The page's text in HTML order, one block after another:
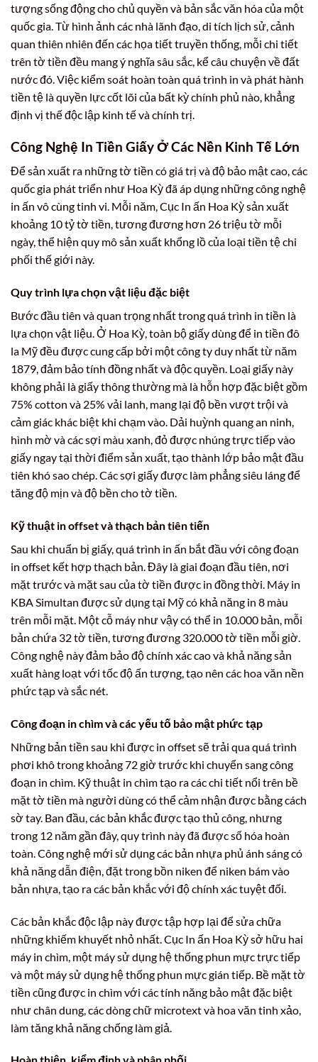
tượng sống động cho chủ quyền và bản sắc văn hóa của một
quốc gia. Từ hình ảnh các nhà lãnh đạo, di tích lịch sử, cảnh
quan thiên nhiên đến các họa tiết truyền thống, mỗi chi tiết
trên tờ tiền đều mang ý nghĩa sâu sắc, kể câu chuyện về đất
nước đó. Việc kiểm soát hoàn toàn quá trình in và phát hành
tiền tệ là quyền lực cốt lõi của bất kỳ chính phủ nào, khẳng
định vị thế độc lập kinh tế và chính trị.
Công Nghệ In Tiền Giấy Ở Các Nền Kinh Tế Lớn
Để sản xuất ra những tờ tiền có giá trị và độ bảo mật cao, các
quốc gia phát triển như Hoa Kỳ đã áp dụng những công nghệ
in ấn vô cùng tinh vi. Mỗi năm, Cục In ấn Hoa Kỳ sản xuất
khoảng 10 tỷ tờ tiền, tương đương hơn 26 triệu tờ mỗi
ngày, thể hiện quy mô sản xuất khổng lồ của loại tiền tệ chi
phối thế giới này.
Quy trình lựa chọn vật liệu đặc biệt
Bước đầu tiên và quan trọng nhất trong quá trình in tiền là
lựa chọn vật liệu. Ở Hoa Kỳ, toàn bộ giấy dùng để in tiền đô
la Mỹ đều được cung cấp bởi một công ty duy nhất từ năm
1879, đảm bảo tính đồng nhất và độc quyền. Loại giấy này
không phải là giấy thông thường mà là hỗn hợp đặc biệt gồm
75% cotton và 25% vải lanh, mang lại độ bền vượt trội và
cảm giác khác biệt khi chạm vào. Dải huỳnh quang an ninh,
hình mờ và các sợi màu xanh, đỏ được nhúng trực tiếp vào
giấy ngay tại thời điểm sản xuất, tạo thành lớp bảo mật đầu
tiên khó sao chép. Các sợi giấy được làm phẳng siêu láng để
tăng độ mịn và độ bền cho tờ tiền.
Kỹ thuật in offset và thạch bản tiên tiến
Sau khi chuẩn bị giấy, quá trình in ấn bắt đầu với công đoạn
in offset kết hợp thạch bản. Đây là giai đoạn đầu tiên, nơi
mặt trước và mặt sau của tờ tiền được in đồng thời. Máy in
KBA Simultan được sử dụng tại Mỹ có khả năng in 8 màu
trên mỗi mặt. Một cỗ máy như vậy có thể in 10.000 bản, mỗi
bản chứa 32 tờ tiền, tương đương 320.000 tờ tiền mỗi giờ.
Công nghệ này đảm bảo độ chính xác cao và khả năng sản
xuất hàng loạt với tốc độ ấn tượng, tạo nên các hoa văn nền
phức tạp và sắc nét.
Công đoạn in chìm và các yếu tố bảo mật phức tạp
Những bản tiền sau khi được in offset sẽ trải qua quá trình
phơi khô trong khoảng 72 giờ trước khi chuyển sang công
đoạn in chìm. Kỹ thuật in chìm tạo ra các chi tiết nổi trên bề
mặt tờ tiền mà người dùng có thể cảm nhận được bằng cách
sờ tay. Ban đầu, các bản khắc được tạo thủ công, nhưng
trong 12 năm gần đây, quy trình này đã được số hóa hoàn
toàn. Công nghệ mới sử dụng các bản nhựa phủ ánh sáng có
khả năng dẫn điện, đặt trong bồn niken để niken bám vào
bản nhựa, tạo ra các bản khắc với độ chính xác tuyệt đối.
Các bản khắc độc lập này được tập hợp lại để sửa chữa
những khiếm khuyết nhỏ nhất. Cục In ấn Hoa Kỳ sở hữu hai
máy in chìm, một máy sử dụng hệ thống phun mực trực tiếp
và một máy sử dụng hệ thống phun mực gián tiếp. Bề mặt tờ
tiền cũng được in chìm với các tính năng bảo mật đặc biệt
như chân dung, các dòng chữ microtext và hoa văn tinh xảo,
làm tăng khả năng chống làm giả.